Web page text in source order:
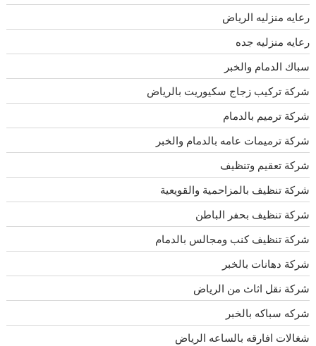
رعايه منزليه الرياض
رعايه منزليه جده
سباك الدمام والخبر
شركة تركيب زجاج سكيوريت بالرياض
شركة ترميم بالدمام
شركة ترميمات عامه بالدمام والخبر
شركة تعقيم وتنظيف
شركة تنظيف بالمزاحمية والقويعية
شركة تنظيف بحفر الباطن
شركة تنظيف كنب ومجالس بالدمام
شركة دهانات بالخبر
شركة نقل اثاث من الرياض
شركه سباكه بالخبر
شغالات افارقه بالساعه الرياض